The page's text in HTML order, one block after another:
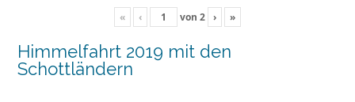
« ‹ von 2 › »
Himmelfahrt 2019 mit den
Schottländern